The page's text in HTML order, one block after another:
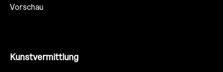
Vorschau
Kunstvermittlung